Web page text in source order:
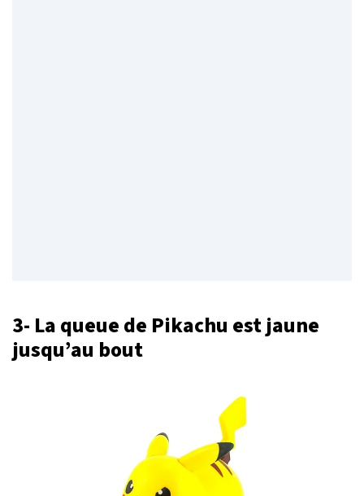
3- La queue de Pikachu est jaune
jusqu’au bout